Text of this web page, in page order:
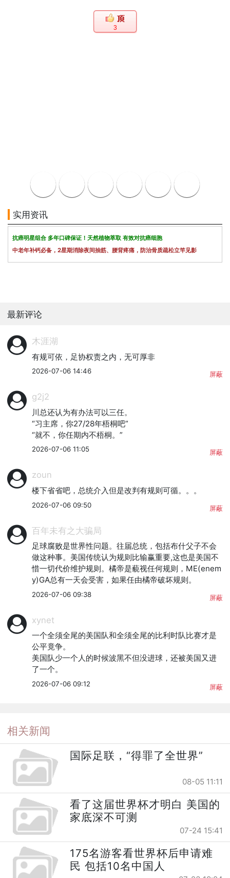
3
实用资讯
抗癌明星组合 多年口碑保证！天然植物萃取 有效对抗癌细胞
中老年补钙必备，2星期消除夜间抽筋、腰背疼痛，防治骨质疏松立竿见影
最新评论
木涯湖
有规可依，足协权责之内，无可厚非
2026-07-06 14:46 屏蔽
g2j2
川总还认为有办法可以三任。
“习主席，你27/28年梧桐吧”
“就不，你任期内不梧桐。”
2026-07-06 11:05 屏蔽
zoun
楼下省省吧，总统介入但是改判有规则可循。。。
2026-07-06 09:50 屏蔽
百年未有之大骗局
足球腐败是世界性问题。往届总统，包括布什父子不会
做这种事。美国传统认为规则比输赢重要,这也是美国不
惜一切代价维护规则。橘帝是藐视任何规则，ME(enem
y)GA总有一天会受害，如果任由橘帝破坏规则。
2026-07-06 09:38 屏蔽
xynet
一个全须全尾的美国队和全须全尾的比利时队比赛才是
公平竟争。
美国队少一个人的时候波黑不但没进球，还被美国又进
了一个。
2026-07-06 09:12 屏蔽
相关新闻
国际足联，“得罪了全世界”
08-05 11:11
看了这届世界杯才明白 美国的
家底深不可测
07-24 15:41
175名游客看世界杯后申请难
民 包括10名中国人